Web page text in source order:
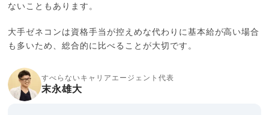
ないこともあります。
大手ゼネコンは資格手当が控えめな代わりに基本給が高い場合
も多いため、総合的に比べることが大切です。
すべらないキャリアエージェント代表
末永雄大